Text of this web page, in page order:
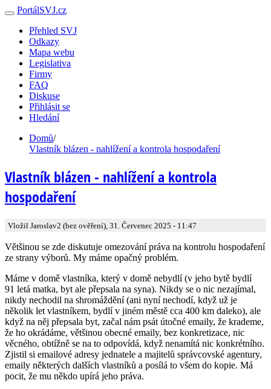
PortálSVJ.cz
Přehled SVJ
Odkazy
Mapa webu
Legislativa
Firmy
FAQ
Diskuse
Přihlásit se
Hledání
Domů/
Vlastník blázen - nahlížení a kontrola hospodaření
Vlastník blázen - nahlížení a kontrola
hospodaření
Vložil Jaroslav2 (bez ověření), 31. Červenec 2025 - 11:47
Většinou se zde diskutuje omezování práva na kontrolu hospodaření
ze strany výborů. My máme opačný problém.
Máme v domě vlastníka, který v domě nebydlí (v jeho bytě bydlí
91 letá matka, byt ale přepsala na syna). Nikdy se o nic nezajímal,
nikdy nechodil na shromáždění (ani nyní nechodí, když už je
několik let vlastníkem, bydlí v jiném městě cca 400 km daleko), ale
když na něj přepsala byt, začal nám psát útočné emaily, že krademe,
že ho okrádáme, většinou obecné emaily, bez konkretizace, nic
věcného, obtížně se na to odpovídá, když nenamítá nic konkrétního.
Zjistil si emailové adresy jednatele a majitelů správcovské agentury,
emaily některých dalších vlastníků a posílá to všem do kopie. Má
pocit, že mu někdo upírá jeho práva.